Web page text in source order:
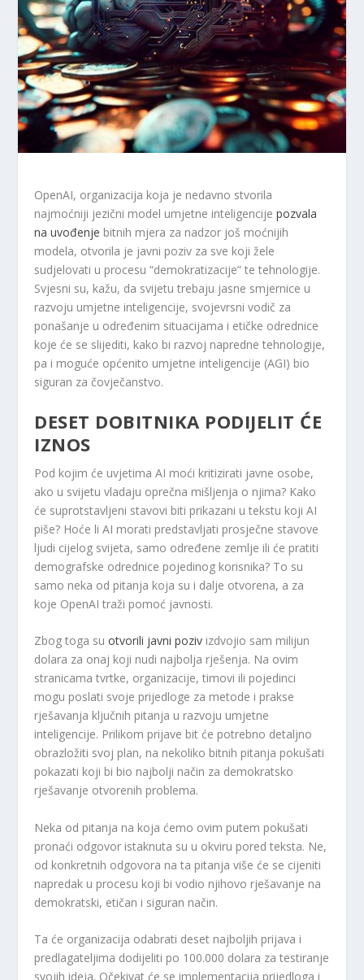
OpenAI, organizacija koja je nedavno stvorila
najmoćniji jezični model umjetne inteligencijepozvala
na uvođenje bitnih mjera za nadzor još moćnijih
modela, otvorila je javni poziv za sve koji žele
sudjelovati u procesu “demokratizacije” te tehnologije.
Svjesni su, kažu, da svijetu trebaju jasne smjernice u
razvoju umjetne inteligencije, svojevrsni vodič za
ponašanje u određenim situacijama i etičke odrednice
koje će se slijediti, kako bi razvoj napredne tehnologije,
pa i moguće općenito umjetne inteligencije (AGI) bio
siguran za čovječanstvo.
DESET DOBITNIKA PODIJELIT ĆE
IZNOS
Pod kojim će uvjetima AI moći kritizirati javne osobe,
ako u svijetu vladaju oprečna mišljenja o njima? Kako
će suprotstavljeni stavovi biti prikazani u tekstu koji AI
piše? Hoće li AI morati predstavljati prosječne stavove
ljudi cijelog svijeta, samo određene zemlje ili će pratiti
demografske odrednice pojedinog korisnika? To su
samo neka od pitanja koja su i dalje otvorena, a za
koje OpenAI traži pomoć javnosti.
Zbog toga suotvorili javni poziv izdvojio sam milijun
dolara za onaj koji nudi najbolja rješenja. Na ovim
stranicama tvrtke, organizacije, timovi ili pojedinci
mogu poslati svoje prijedloge za metode i prakse
rješavanja ključnih pitanja u razvoju umjetne
inteligencije. Prilikom prijave bit će potrebno detaljno
obrazložiti svoj plan, na nekoliko bitnih pitanja pokušati
pokazati koji bi bio najbolji način za demokratsko
rješavanje otvorenih problema.
Neka od pitanja na koja ćemo ovim putem pokušati
pronaći odgovor istaknuta su u okviru pored teksta. Ne,
od konkretnih odgovora na ta pitanja više će se cijeniti
napredak u procesu koji bi vodio njihovo rješavanje na
demokratski, etičan i siguran način.
Ta će organizacija odabrati deset najboljih prijava i
predlagateljima dodijeliti po 100.000 dolara za testiranje
svojih ideja. Očekivat će se implementacija prijedloga i